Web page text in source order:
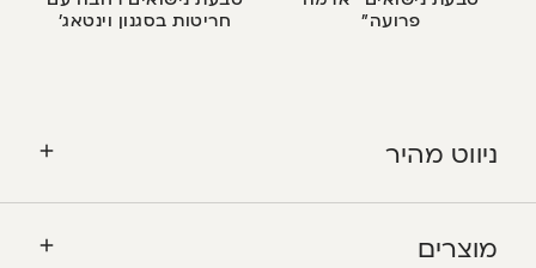
פרועה”
חריטות בסגנון וינטאג’
ניווט מהיר
מוצרים